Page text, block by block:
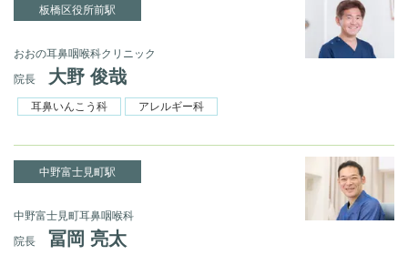
板橋区役所前駅
おおの耳鼻咽喉科クリニック
院長
大野 俊哉
耳鼻いんこう科 アレルギー科
中野富士見町駅
中野富士見町耳鼻咽喉科
院長
冨岡 亮太